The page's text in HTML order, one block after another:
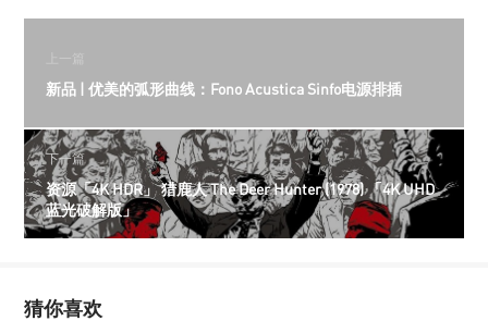
上一篇
新品 | 优美的弧形曲线：Fono Acustica Sinfo电源排插
下一篇
资源「4K HDR」 猎鹿人 The Deer Hunter (1978) 「4K UHD
蓝光破解版」
猜你喜欢